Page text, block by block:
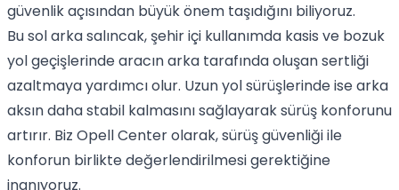
güvenlik açısından büyük önem taşıdığını biliyoruz.
Bu sol arka salıncak, şehir içi kullanımda kasis ve bozuk
yol geçişlerinde aracın arka tarafında oluşan sertliği
azaltmaya yardımcı olur. Uzun yol sürüşlerinde ise arka
aksın daha stabil kalmasını sağlayarak sürüş konforunu
artırır. Biz Opell Center olarak, sürüş güvenliği ile
konforun birlikte değerlendirilmesi gerektiğine
inanıyoruz.